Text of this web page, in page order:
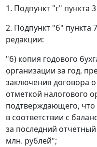
1. Подпункт "г" пункта
2. Подпункт "б" пункта
редакции:
"б) копия годового
организации за год,
заключения договора
отметкой налогового
подтверждающего, что
в соответствии с
за последний
млн. рублей";